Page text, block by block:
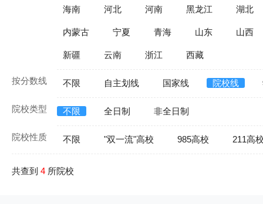
海南 河北 河南 黑龙江 湖北
内蒙古 宁夏 青海 山东 山西
新疆 云南 浙江 西藏
按分数线 不限 自主划线 国家线 院校线
院校类型 不限 全日制 非全日制
院校性质 不限 "双一流"高校 985高校 211高
共查到 4 所院校